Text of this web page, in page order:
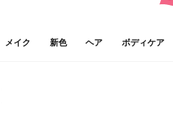
メイク 新色 ヘア ボディケア